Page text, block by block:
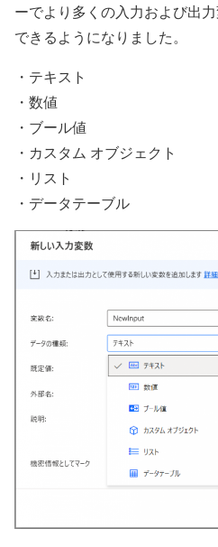
ーでより多くの入力および出
できるようになりました。
・テキスト
・数値
・ブール値
・カスタム オブジェクト
・リスト
・データテーブル